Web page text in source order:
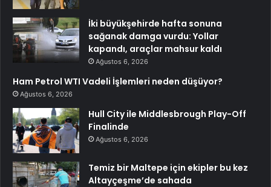
İki büyükşehirde hafta sonuna
sağanak damga vurdu: Yollar
kapandı, araçlar mahsur kaldı
Ağustos 6, 2026
Ham Petrol WTI Vadeli İşlemleri neden düşüyor?
Ağustos 6, 2026
Hull City ile Middlesbrough Play-Off
Finalinde
Ağustos 6, 2026
Temiz bir Maltepe için ekipler bu kez
Altayçeşme’de sahada